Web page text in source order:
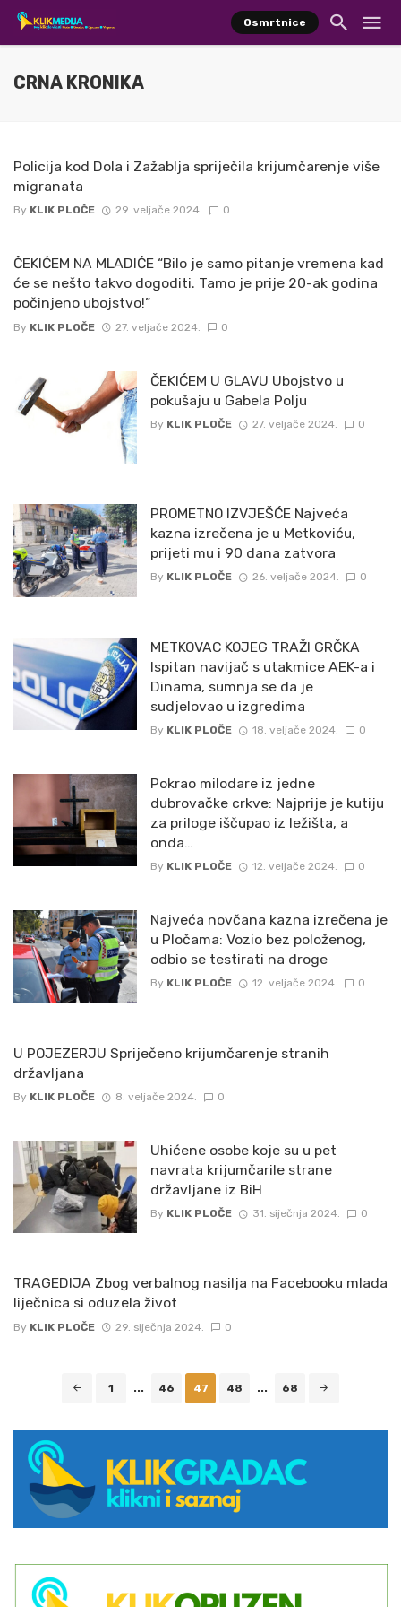
Osmrtnice
CRNA KRONIKA
Policija kod Dola i Zažablja spriječila krijumčarenje više
migranata
By KLIK PLOČE 29. veljače 2024. 0
ČEKIĆEM NA MLADIĆE “Bilo je samo pitanje vremena kad
će se nešto takvo dogoditi. Tamo je prije 20-ak godina
počinjeno ubojstvo!”
By KLIK PLOČE 27. veljače 2024. 0
ČEKIĆEM U GLAVU Ubojstvo u
pokušaju u Gabela Polju
By KLIK PLOČE 27. veljače 2024. 0
PROMETNO IZVJEŠĆE Najveća
kazna izrečena je u Metkoviću,
prijeti mu i 90 dana zatvora
By KLIK PLOČE 26. veljače 2024. 0
METKOVAC KOJEG TRAŽI GRČKA
Ispitan navijač s utakmice AEK-a i
Dinama, sumnja se da je
sudjelovao u izgredima
By KLIK PLOČE 18. veljače 2024. 0
Pokrao milodare iz jedne
dubrovačke crkve: Najprije je kutiju
za priloge iščupao iz ležišta, a
onda…
By KLIK PLOČE 12. veljače 2024. 0
Najveća novčana kazna izrečena je
u Pločama: Vozio bez položenog,
odbio se testirati na droge
By KLIK PLOČE 12. veljače 2024. 0
U POJEZERJU Spriječeno krijumčarenje stranih
državljana
By KLIK PLOČE 8. veljače 2024. 0
Uhićene osobe koje su u pet
navrata krijumčarile strane
državljane iz BiH
By KLIK PLOČE 31. siječnja 2024. 0
TRAGEDIJA Zbog verbalnog nasilja na Facebooku mlada
liječnica si oduzela život
By KLIK PLOČE 29. siječnja 2024. 0
1 ... 46 47 48 ... 68